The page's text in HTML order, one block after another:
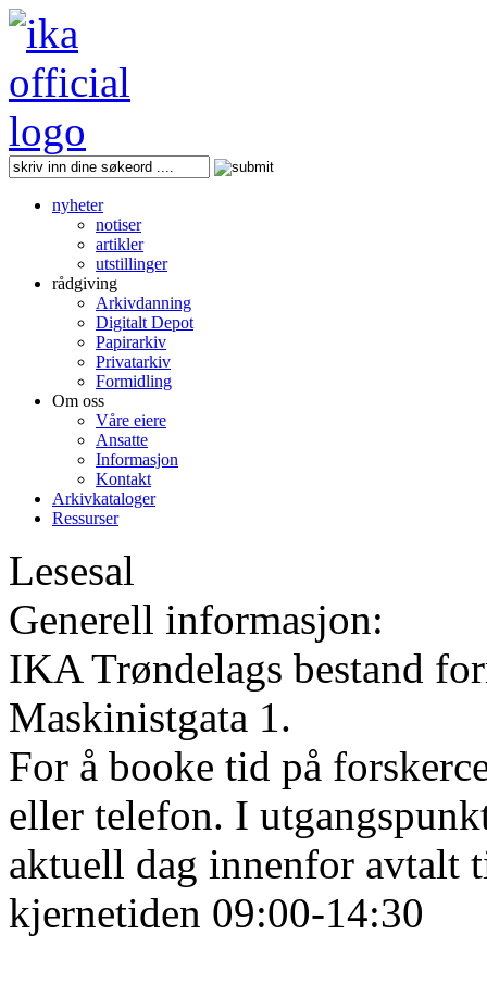
nyheter
notiser
artikler
utstillinger
rådgiving
Arkivdanning
Digitalt Depot
Papirarkiv
Privatarkiv
Formidling
Om oss
Våre eiere
Ansatte
Informasjon
Kontakt
Arkivkataloger
Ressurser
Lesesal
Generell informasjon:
IKA Trøndelags bestand
Maskinistgata 1.
For å booke tid på
eller telefon. I
aktuell dag innenfor avtalt
kjernetiden 09:00-14:30